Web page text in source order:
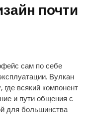
почти
сам по себе
Вулкан
всякий компонент
и пути общения с
для большинства